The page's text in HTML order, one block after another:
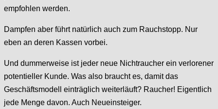
empfohlen werden.
Dampfen aber führt natürlich auch zum Rauchstopp. Nur
eben an deren Kassen vorbei.
Und dummerweise ist jeder neue Nichtraucher ein verlorener
potentieller Kunde. Was also braucht es, damit das
Geschäftsmodell einträglich weiterläuft? Raucher! Eigentlich
jede Menge davon. Auch Neueinsteiger.